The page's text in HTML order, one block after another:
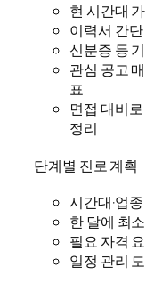
현 시간대
이력서 간
신분증 등
관심 공고
표
면접 대비
정리
단계별 진로 계획
시간대·업
한 달에 최
필요 자격
일정 관리